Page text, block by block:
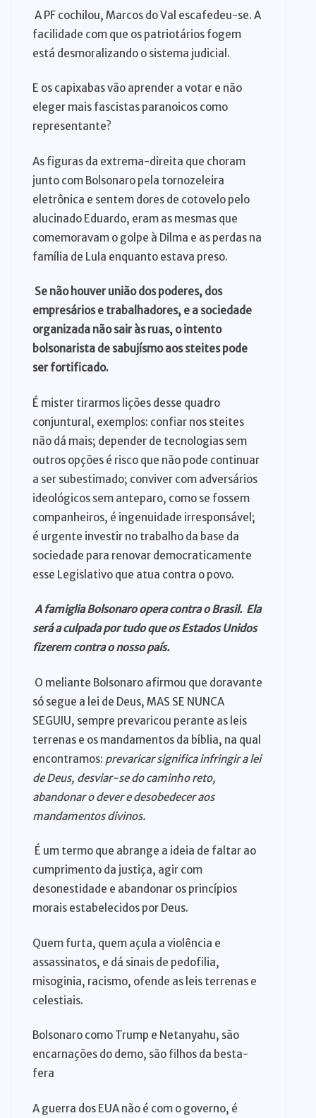
A PF cochilou, Marcos do Val escafedeu-se. A
facilidade com que os patriotários fogem
está desmoralizando o sistema judicial.
E os capixabas vão aprender a votar e não
eleger mais fascistas paranoicos como
representante?
As figuras da extrema-direita que choram
junto com Bolsonaro pela tornozeleira
eletrônica e sentem dores de cotovelo pelo
alucinado Eduardo, eram as mesmas que
comemoravam o golpe à Dilma e as perdas na
família de Lula enquanto estava preso.
Se não houver união dos poderes, dos
empresários e trabalhadores, e a sociedade
organizada não sair às ruas, o intento
bolsonarista de sabujísmo aos steites pode
ser fortificado.
É mister tirarmos lições desse quadro
conjuntural, exemplos: confiar nos steites
não dá mais; depender de tecnologias sem
outros opções é risco que não pode continuar
a ser subestimado; conviver com adversários
ideológicos sem anteparo, como se fossem
companheiros, é ingenuidade irresponsável;
é urgente investir no trabalho da base da
sociedade para renovar democraticamente
esse Legislativo que atua contra o povo.
A famiglia Bolsonaro opera contra o Brasil. Ela
será a culpada por tudo que os Estados Unidos
fizerem contra o nosso país.
O meliante Bolsonaro afirmou que doravante
só segue a lei de Deus, MAS SE NUNCA
SEGUIU, sempre prevaricou perante as leis
terrenas e os mandamentos da bíblia, na qual
encontramos: prevaricar significa infringir a lei
de Deus, desviar-se do caminho reto,
abandonar o dever e desobedecer aos
mandamentos divinos.
É um termo que abrange a ideia de faltar ao
cumprimento da justiça, agir com
desonestidade e abandonar os princípios
morais estabelecidos por Deus.
Quem furta, quem açula a violência e
assassinatos, e dá sinais de pedofilia,
misoginia, racismo, ofende as leis terrenas e
celestiais.
Bolsonaro como Trump e Netanyahu, são
encarnações do demo, são filhos da besta-
fera
A guerra dos EUA não é com o governo, é